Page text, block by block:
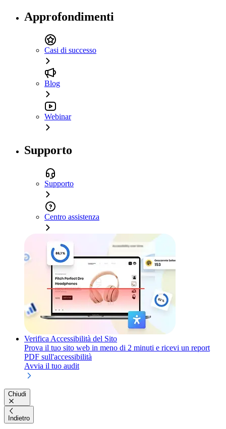
Approfondimenti
Casi di successo
Blog
Webinar
Supporto
Supporto
Centro assistenza
Verifica Accessibilità del Sito
Prova il tuo sito web in meno di 2 minuti e ricevi un report
PDF sull'accessibilità
Avvia il tuo audit
Chiudi
Indietro